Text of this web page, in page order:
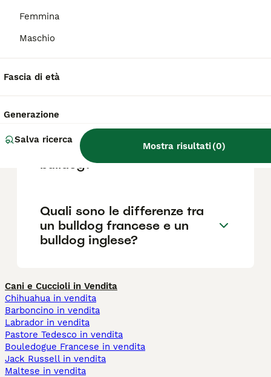
Femmina
Maschio
Fascia di età
Generazione
Salva ricerca
Mostra risultati(0)
Qual è il Bulldog più bello?
Quanto costa mantenere un
bulldog?
Quali sono le differenze tra
un bulldog francese e un
bulldog inglese?
Cani e Cuccioli in Vendita
Chihuahua in vendita
Barboncino in vendita
Labrador in vendita
Pastore Tedesco in vendita
Bouledogue Francese in vendita
Jack Russell in vendita
Maltese in vendita